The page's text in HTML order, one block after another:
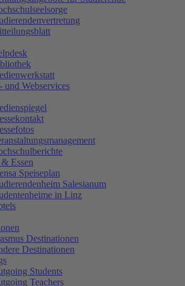
und Webservices
Essen
Speiseplan
Salesianum
in Linz
Destinationen
Destinationen
Students
Teachers